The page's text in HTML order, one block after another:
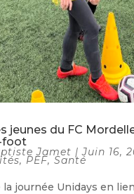
jeunes du FC
foot
Jamet |Juin 16,
, PEF, Santé
la journée Unidays en